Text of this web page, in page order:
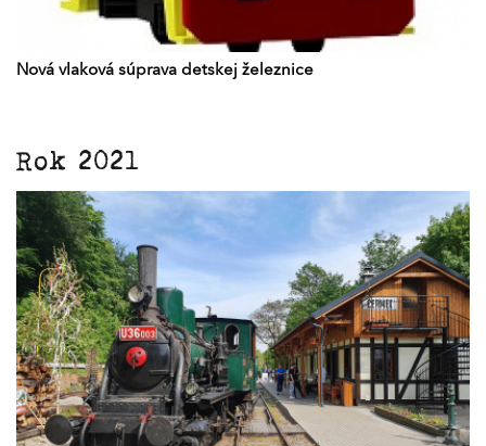
Nová vlaková súprava detskej železnice
Rok 2021